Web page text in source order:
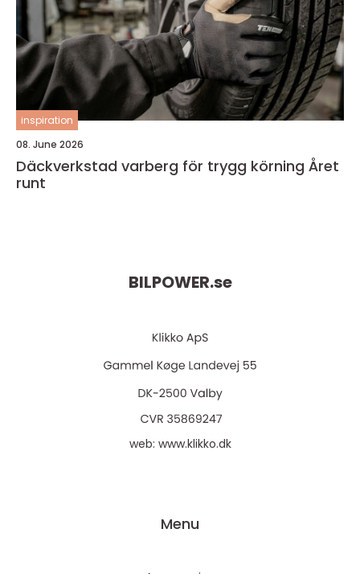
inspiration
08. June 2026
Däckverkstad varberg för trygg körning Året
runt
BILPOWER.se
web: www.klikko.dk
Menu